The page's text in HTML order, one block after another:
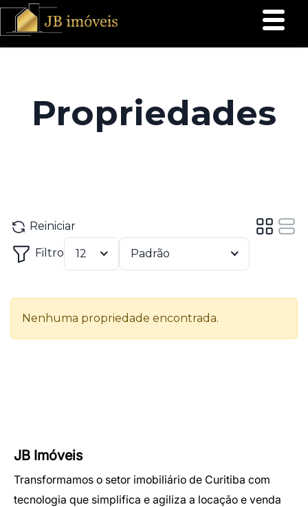
JB Imóveis
Transformamos o setor imobiliário de Curitiba com
tecnologia que simplifica e agiliza a locação e venda